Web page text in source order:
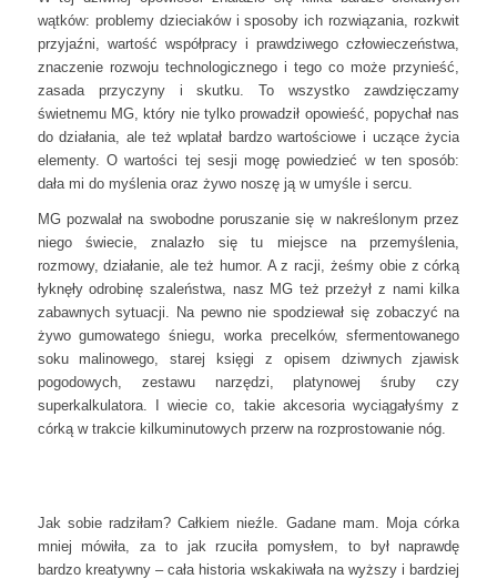
wątków: problemy dzieciaków i sposoby ich rozwiązania, rozkwit
przyjaźni, wartość współpracy i prawdziwego człowieczeństwa,
znaczenie rozwoju technologicznego i tego co może przynieść,
zasada przyczyny i skutku. To wszystko zawdzięczamy
świetnemu MG, który nie tylko prowadził opowieść, popychał nas
do działania, ale też wplatał bardzo wartościowe i uczące życia
elementy. O wartości tej sesji mogę powiedzieć w ten sposób:
dała mi do myślenia oraz żywo noszę ją w umyśle i sercu.
MG pozwalał na swobodne poruszanie się w nakreślonym przez
niego świecie, znalazło się tu miejsce na przemyślenia,
rozmowy, działanie, ale też humor. A z racji, żeśmy obie z córką
łyknęły odrobinę szaleństwa, nasz MG też przeżył z nami kilka
zabawnych sytuacji. Na pewno nie spodziewał się zobaczyć na
żywo gumowatego śniegu, worka precelków, sfermentowanego
soku malinowego, starej księgi z opisem dziwnych zjawisk
pogodowych, zestawu narzędzi, platynowej śruby czy
superkalkulatora. I wiecie co, takie akcesoria wyciągałyśmy z
córką w trakcie kilkuminutowych przerw na rozprostowanie nóg.
Jak sobie radziłam? Całkiem nieźle. Gadane mam. Moja córka
mniej mówiła, za to jak rzuciła pomysłem, to był naprawdę
bardzo kreatywny – cała historia wskakiwała na wyższy i bardziej